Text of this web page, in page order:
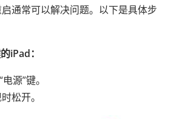
通常可以解决问题。以下是具体步
iPad：
源”键。
松开。